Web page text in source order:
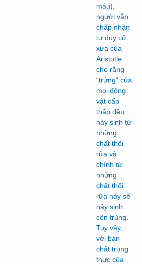
máu),
người vẫn
chấp nhận
tư duy cổ
xưa của
Aristotle
cho rằng
“trứng” của
mọi động
vật cấp
thấp đều
nảy sinh từ
những
chất thối
rữa và
chính từ
những
chất thối
rữa này sẽ
nảy sinh
côn trùng.
Tuy vậy,
với bản
chất trung
thực của